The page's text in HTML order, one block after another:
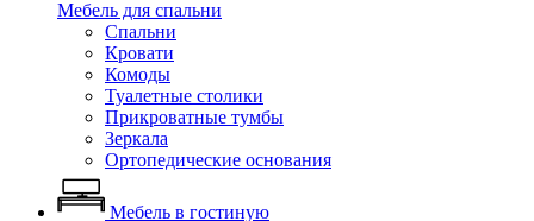
Мебель для спальни
Спальни
Кровати
Комоды
Туалетные столики
Прикроватные тумбы
Зеркала
Ортопедические основания
Мебель в гостиную